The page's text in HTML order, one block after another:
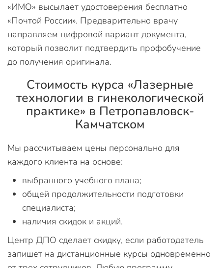
«ИМО» высылает удостоверения бесплатно
«Почтой России». Предварительно врачу
направляем цифровой вариант документа,
который позволит подтвердить профобучение
до получения оригинала.
Стоимость курса «Лазерные
технологии в гинекологической
практике» в Петропавловск-
Камчатском
Мы рассчитываем цены персонально для
каждого клиента на основе:
выбранного учебного плана;
общей продолжительности подготовки
специалиста;
наличия скидок и акций.
Центр ДПО сделает скидку, если работодатель
запишет на дистанционные курсы одновременно